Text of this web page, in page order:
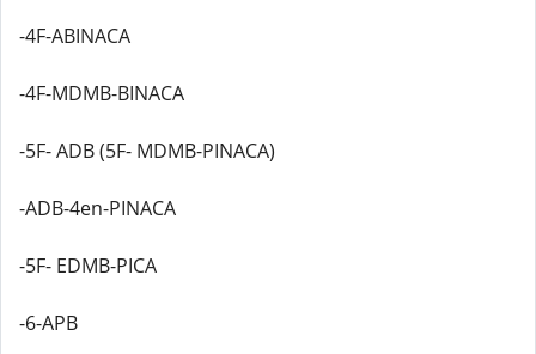
-4F-ABINACA
-4F-MDMB-BINACA
-5F- ADB (5F- MDMB-PINACA)
-ADB-4en-PINACA
-5F- EDMB-PICA
-6-APB